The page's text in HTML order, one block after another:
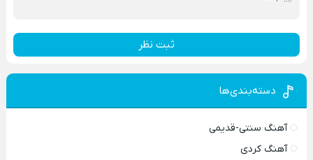
ثبت نظر
دسته‌بندی‌ها
آهنگ سنتی-قدیمی
آهنگ کردی